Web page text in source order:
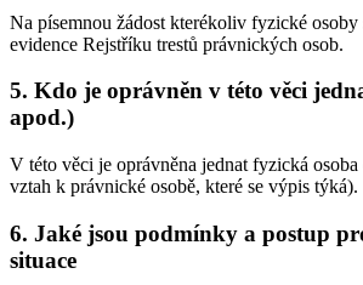
Na písemnou žádost kterékoliv fyzické
evidence Rejstříku trestů právnických osob.
5. Kdo je oprávněn v této věci
apod.)
V této věci je oprávněna jednat fyzická
vztah k právnické osobě, které se výpis týká).
6. Jaké jsou podmínky a postup
situace